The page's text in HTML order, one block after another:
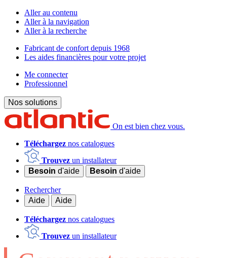
Aller au contenu
Aller à la navigation
Aller à la recherche
Fabricant de confort depuis 1968
Les aides financières pour votre projet
Me connecter
Professionnel
Nos solutions
On est bien chez vous.
Téléchargez nos catalogues
Trouvez un installateur
Besoin d'aide Besoin d'aide
Rechercher
Aide
Aide
Téléchargez nos catalogues
Trouvez un installateur